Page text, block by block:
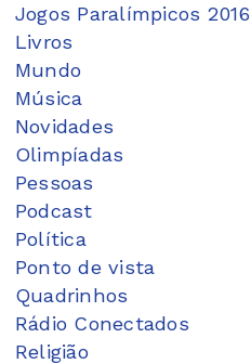
Jogos Paralímpicos 2016
Livros
Mundo
Música
Novidades
Olimpíadas
Pessoas
Podcast
Política
Ponto de vista
Quadrinhos
Rádio Conectados
Religião